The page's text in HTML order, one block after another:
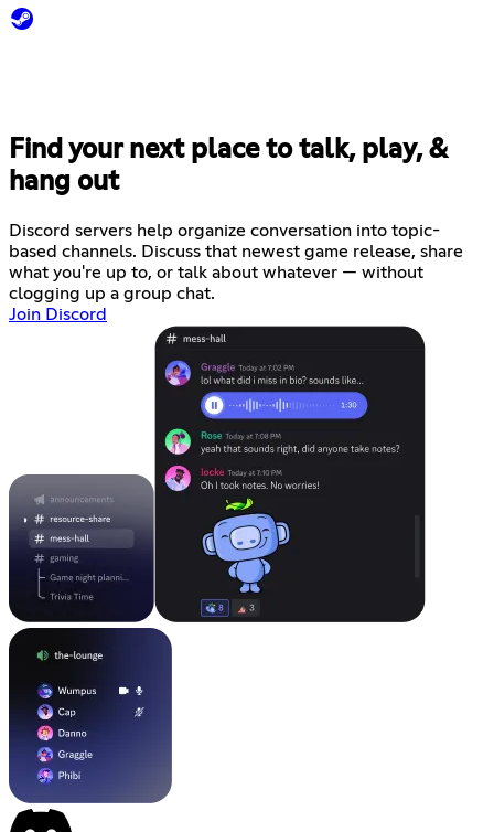
Find your next place to talk, play, &
hang out
Discord servers help organize conversation into topic-
based channels. Discuss that newest game release, share
what you're up to, or talk about whatever — without
clogging up a group chat.
Join Discord